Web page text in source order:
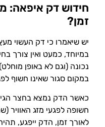
חידוש דק איפאה:
זמן?
יש שיאמרו כי דק העשוי
במיוחד, כמעט ואין צורך
נכונה (וגם לא באופן מוחלט)
במקום סגור שאינו חשוף
כאשר הדק נמצא בחצר
חשופה לפגעי מזג האוויר
לאורך זמן, הדק ייפגע,